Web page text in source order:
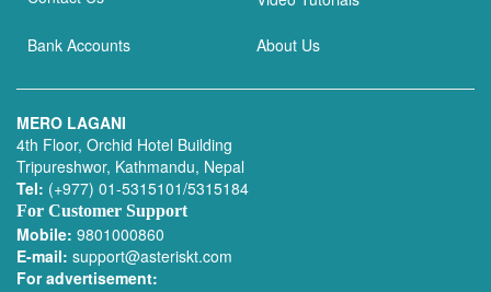
Bank Accounts About Us
MERO LAGANI
4th Floor, Orchid Hotel Building
Tripureshwor, Kathmandu, Nepal
Tel: (+977) 01-5315101/5315184
For Customer Support
Mobile: 9801000860
E-mail: support@asteriskt.com
For advertisement: